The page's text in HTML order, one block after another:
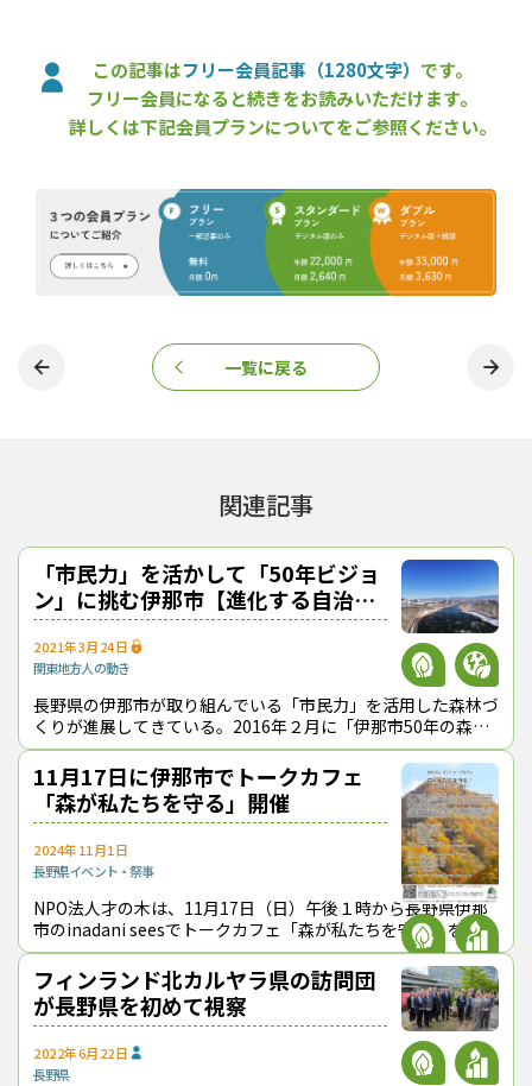
４月時点）、月間訪問ユーザー数は約１万2,000人（同）に達して
いる。同サイトの求人情報に対して、これまでに約80名が応募し
ており、採用率は約60％と高い水準を維持している。応募者の３
まで無料で利用できる。
求人ページは、インターネット広告のLP（ランディングページ）
のような長文になっており、業務内容だけではなく、会社代表のメ
ッセージや職場環境なども細かく掲載して、働くイメージを掴み
同サイトが提供している求人情報の掲載プランは、①定額掲載型
と②成功報酬型の２種類。①定額掲載型には、１か月、６か月、
12か月、24か月の４プランがあり、それぞれ掲載料と割引・特典
参照）。一方、②成功報酬型は、ヒアリング
シートに記入後、求人情報を公開して応募者と直接やり取りし、
内定・入社後に手数料を支払う仕組みとなっている。
中村社長「必要不可欠の存在になり2032年のIPO目指す」
RINDOを創業した中村就社長（31歳）は、大学を卒業後、人材系
のメガベンチャー企業へ入社し、保育業界の人材支援業務に従事
した。
その後、当時の取引先だった保育園運営会社に役員秘書として転
職し、保育施設の新規開園担当者となって設計・建築業務を進め
る中でウッドショックを経験。国産材の活用や日本の森林への関
心を高め、林業界の人手不足問題の解消に自らの経験を活かせる
のではないかと考え、父である中村博・（株）やまとわ社長（第
645号参照）と相談の上、同社を2023年に立ち上げた。
この記事はフリー会員記事（1280文字） です。
フリー会員になると続きをお読みいただけます。
詳しくは下記会員プランについてをご参照ください。
一覧に戻る
関連記事
「市民力」を活かして「50年ビジョ
ン」に挑む伊那市【進化する自治
体】
2021年3月24日
関東地方人の動き
長野県の伊那市が取り組んでいる「市民力」を活用した森林づ
くりが進展してきている。2016年２月に「伊那市50年の森林
（もり）ビジョン」を策定し、絶えざる見直しとバージョンア
ップを行うことで、他の自治体
11月17日に伊那市でトークカフェ
「森が私たちを守る」開催
2024年11月1日
長野県イベント・祭事
NPO法人才の木は、11月17日（日）午後１時から長野県伊那
市のinadani seesでトークカフェ「森が私たちを守る」を開催
し、オンライン配信も行う（日本木材学会が後援）。東京大学
教授の熊谷朝臣
フィンランド北カルヤラ県の訪問団
が長野県を初めて視察
2022年6月22日
長野県